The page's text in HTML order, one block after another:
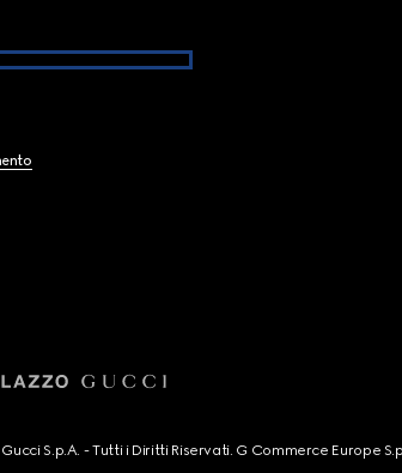
S.p.A. - Tutti i Diritti Riservati. G Commerce Europe